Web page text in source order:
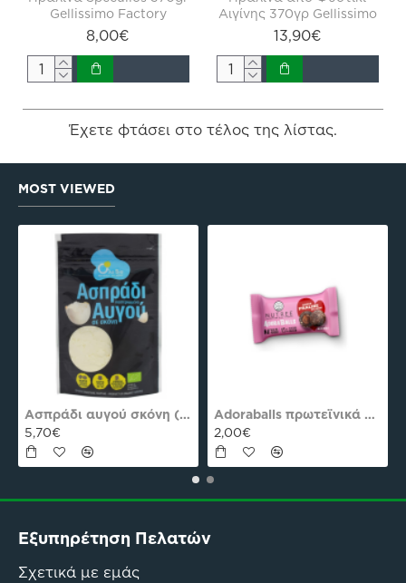
Gellissimo Factory
8,00€
Αιγίνης 370γρ Gellissimo
13,90€
Έχετε φτάσει στο τέλος της λίστας.
MOST VIEWED
Ασπράδι αυγού σκόνη (Αλβουμίνη) Ola-Bio 50gr
5,70€
Adoraballs πρωτεϊνικά μπαλάκια choco praline delight 40γρ Nutree Χ.ΓΛ
2,00€
Εξυπηρέτηση Πελατών
Σχετικά με εμάς